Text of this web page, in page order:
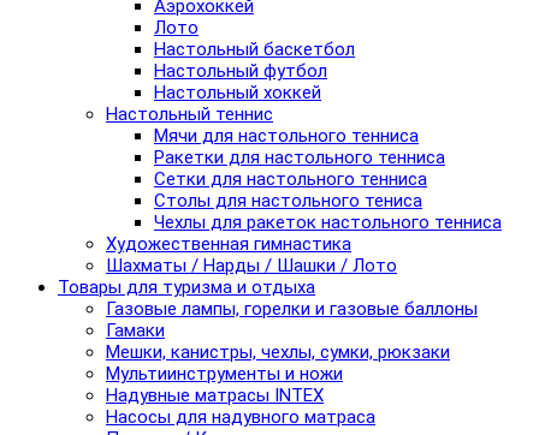
Аэрохоккей
Лото
Настольный баскетбол
Настольный футбол
Настольный хоккей
Настольный теннис
Мячи для настольного тенниса
Ракетки для настольного тенниса
Сетки для настольного тенниса
Столы для настольного тениса
Чехлы для ракеток настольного тенниса
Художественная гимнастика
Шахматы / Нарды / Шашки / Лото
Товары для туризма и отдыха
Газовые лампы, горелки и газовые баллоны
Гамаки
Мешки, канистры, чехлы, сумки, рюкзаки
Мультиинструменты и ножи
Надувные матрасы INTEX
Насосы для надувного матраса